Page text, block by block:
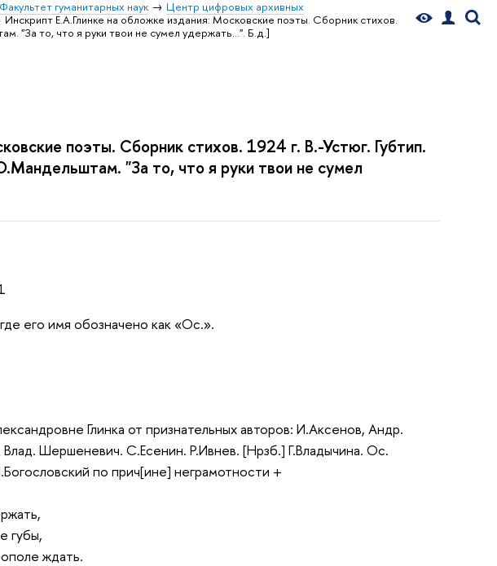
Факультет гуманитарных наук
Центр цифровых архивных
Инскрипт Е.А.Глинке на обложке издания: Московские поэты. Сборник стихов.
"За то, что я руки твои не сумел удержать...". Б.д.]
поэты. Сборник стихов. 1924 г. В.-Устюг. Губтип.
"За то, что я руки твои не сумел
его имя обозначено как «Ос.».
Глинка от признательных авторов: И.Аксенов, Андр.
Шершеневич. С.Есенин. Р.Ивнев. [Нрзб.] Г.Владычина. Ос.
по прич[ине] неграмотности +
губы,
ждать.